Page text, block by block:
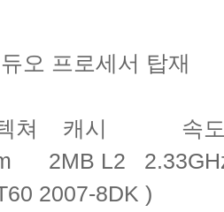
오 프로세서 탑재
쳐 캐시 속도
2MB L2
2007-8DK )